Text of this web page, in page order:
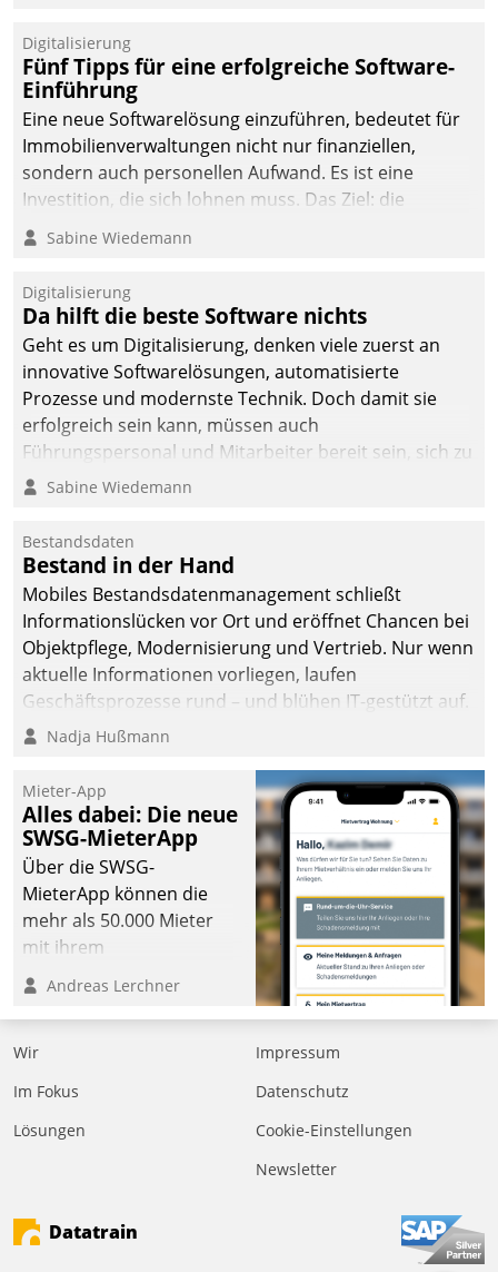
Digitalisierung
Fünf Tipps für eine erfolgreiche Software-
Einführung
Eine neue Softwarelösung einzuführen, bedeutet für
Immobilienverwaltungen nicht nur finanziellen,
sondern auch personellen Aufwand. Es ist eine
Investition, die sich lohnen muss. Das Ziel: die
nachhaltige Optimierung der Geschäftsabläufe. Damit
dieses Ziel erreicht wird, sollten einige Grundregeln
Sabine Wiedemann
Digitalisierung
Da hilft die beste Software nichts
Geht es um Digitalisierung, denken viele zuerst an
innovative Softwarelösungen, automatisierte
Prozesse und modernste Technik. Doch damit sie
erfolgreich sein kann, müssen auch
Führungspersonal und Mitarbeiter bereit sein, sich zu
verändern und anzupassen, sonst werden sie an ihr
Sabine Wiedemann
Bestandsdaten
Bestand in der Hand
Mobiles Bestandsdatenmanagement schließt
Informationslücken vor Ort und eröffnet Chancen bei
Objektpflege, Modernisierung und Vertrieb. Nur wenn
aktuelle Informationen vorliegen, laufen
Geschäftsprozesse rund – und blühen IT-gestützt auf.
Nadja Hußmann
Mieter-App
Alles dabei: Die neue
SWSG-MieterApp
Über die SWSG-
MieterApp können die
mehr als 50.000 Mieter
mit ihrem
Wohnungsunternehmen
kommunizieren, auf dem
Laufenden bleiben, Daten
einsehen und ändern
oder
abgeben – rund um die
Andreas Lerchner
Wir
Im Fokus
Lösungen
Impressum
Datenschutz
Cookie-Einstellungen
Newsletter
Datatrain